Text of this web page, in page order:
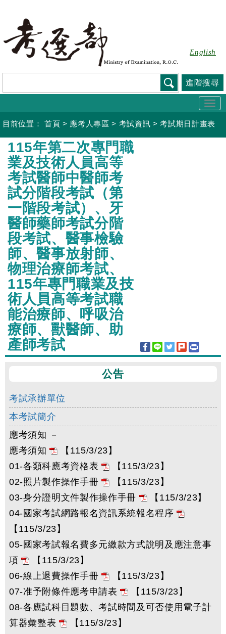
要
容
English
進階搜尋
目前位置： 首頁 > 應考人專區 > 考試資訊 >考試期日計畫表
:::
115年第二次專門職
業及技術人員高等
考試醫師中醫師考
試分階段考試（第
一階段考試）、牙
醫師藥師考試分階
段考試、醫事檢驗
師、醫事放射師、
物理治療師考試、
115年專門職業及技
術人員高等考試職
能治療師、呼吸治
療師、獸醫師、助
產師考試
公告
考試承辦單位
本考試簡介
應考須知 －
應考須知
【115/3/23】
01-各類科應考資格表
【115/3/23】
02-照片製作操作手冊
【115/3/23】
03-身分證明文件製作操作手冊
【115/3/23】
04-國家考試網路報名資訊系統報名程序
【115/3/23】
05-國家考試報名費多元繳款方式說明及應注意事
項
【115/3/23】
06-線上退費操作手冊
【115/3/23】
07-准予附條件應考申請表
【115/3/23】
08-各應試科目題數、考試時間及可否使用電子計
算器彙整表
【115/3/23】